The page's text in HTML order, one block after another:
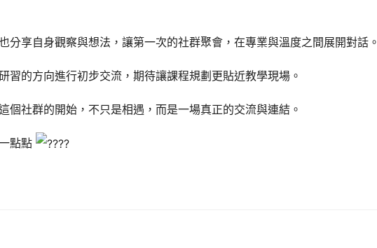
分享自身觀察與想法，讓第一次的社群聚會，在專業與溫度之間展開對話。
習的方向進行初步交流，期待讓課程規劃更貼近教學現場。
個社群的開始，不只是相遇，而是一場真正的交流與連結。
點點